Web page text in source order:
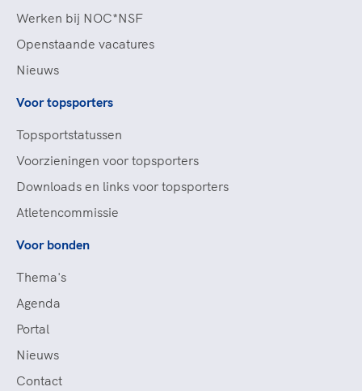
Werken bij NOC*NSF
Openstaande vacatures
Nieuws
Voor topsporters
Topsportstatussen
Voorzieningen voor topsporters
Downloads en links voor topsporters
Atletencommissie
Voor bonden
Thema's
Agenda
Portal
Nieuws
Contact